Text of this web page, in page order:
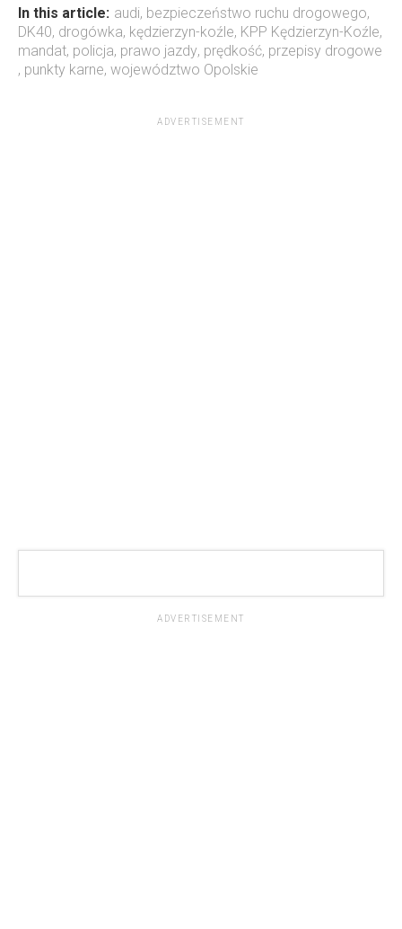
In this article: audi, bezpieczeństwo ruchu drogowego,
DK40, drogówka, kędzierzyn-koźle, KPP Kędzierzyn-Koźle,
mandat, policja, prawo jazdy, prędkość, przepisy drogowe
, punkty karne, województwo Opolskie
ADVERTISEMENT
ADVERTISEMENT